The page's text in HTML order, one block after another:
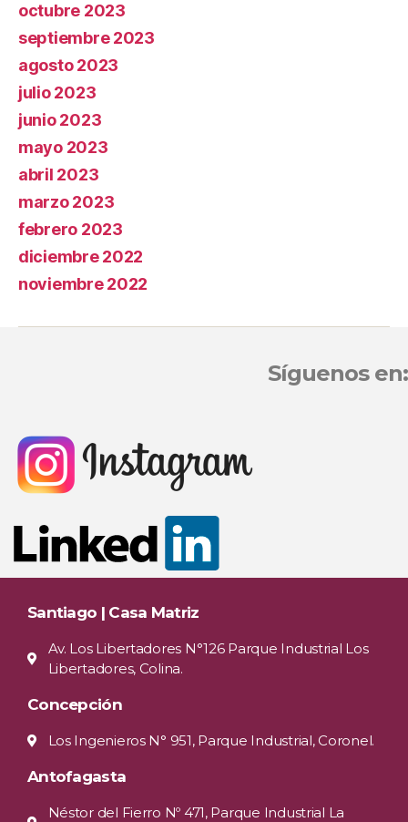
octubre 2023
septiembre 2023
agosto 2023
julio 2023
junio 2023
mayo 2023
abril 2023
marzo 2023
febrero 2023
diciembre 2022
noviembre 2022
Síguenos en:
Santiago | Casa Matriz
Av. Los Libertadores N°126 Parque Industrial Los
Libertadores, Colina.
Concepción
Los Ingenieros N° 951, Parque Industrial, Coronel.
Antofagasta
Néstor del Fierro Nº 471, Parque Industrial La